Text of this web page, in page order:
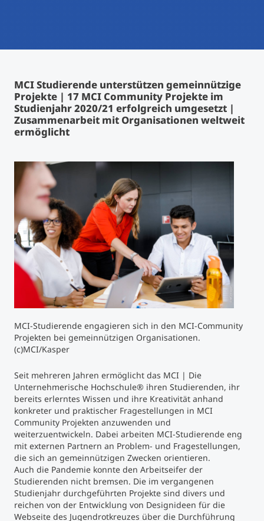
Study Finder Bachelor/Master
Masterclasses
Technische Weiterbildung
Maßgeschneiderte Programme
Studienberatung
Executive Education Finder
MCI Studierende unterstützen gemeinnützige
Projekte | 17 MCI Community Projekte im
Studienjahr 2020/21 erfolgreich umgesetzt |
Zusammenarbeit mit Organisationen weltweit
ermöglicht
MCI-Studierende engagieren sich in den MCI-Community
Projekten bei gemeinnützigen Organisationen.
(c)MCI/Kasper
Seit mehreren Jahren ermöglicht das MCI | Die
Unternehmerische Hochschule® ihren Studierenden, ihr
bereits erlerntes Wissen und ihre Kreativität anhand
konkreter und praktischer Fragestellungen in MCI
Community Projekten anzuwenden und
weiterzuentwickeln. Dabei arbeiten MCI-Studierende eng
mit externen Partnern an Problem- und Fragestellungen,
die sich an gemeinnützigen Zwecken orientieren.
Auch die Pandemie konnte den Arbeitseifer der
Studierenden nicht bremsen. Die im vergangenen
Studienjahr durchgeführten Projekte sind divers und
reichen von der Entwicklung von Designideen für die
Webseite des Jugendrotkreuzes über die Durchführung